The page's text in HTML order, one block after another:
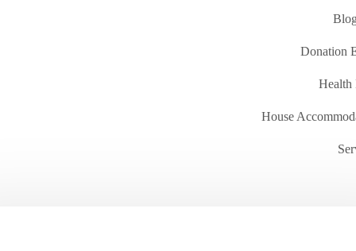
Donation
Health
House